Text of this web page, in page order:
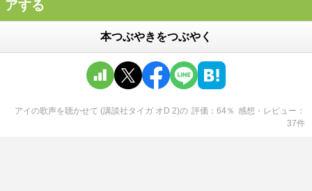
アする
本つぶやきをつぶやく
アイの歌声を聴かせて (講談社タイガ オD 2)の 評価 64％ 感想・レビュー
37件